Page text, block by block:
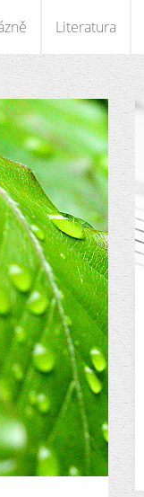
Literatura